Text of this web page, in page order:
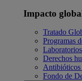
Impacto
Tratado
Programas
Derechos
Antibióticos
Fondo de